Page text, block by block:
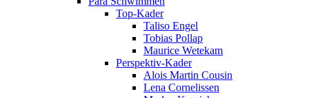
Top-Kader
Taliso Engel
Tobias Pollap
Maurice Wetekam
Perspektiv-Kader
Alois Martin Cousin
Lena Cornelissen